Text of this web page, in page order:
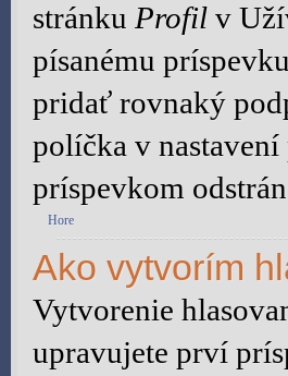
stránku Profil v
písanému
pridať rovnaký
políčka v
príspevkom
Hore
Ako vytvorím
Vytvorenie
upravujete prví